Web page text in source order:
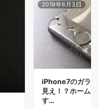
2019年6月3日
iPhone7のガラ
見え！？ホーム
す…